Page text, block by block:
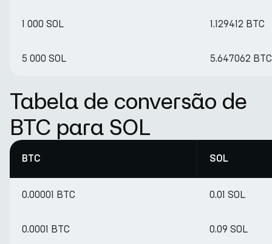
1 000 SOL 1.129412 BTC
5 000 SOL 5.647062 BTC
Tabela de conversão de
BTC para SOL
BTC SOL
0.00001 BTC 0.01 SOL
0.0001 BTC 0.09 SOL